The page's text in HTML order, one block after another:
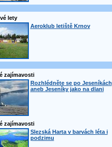
lety
Aeroklub letiště Krnov
zajímavosti
Rozhlédněte se po Jeseníkách
aneb Jeseníky jako na dlani
zajímavosti
Slezská Harta v barvách léta i
podzimu